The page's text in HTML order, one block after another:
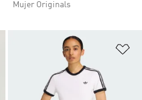
Mujer Originals
Añadir a la lista de deseos